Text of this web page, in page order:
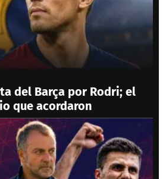
del Barça por Rodri; el
que acordaron